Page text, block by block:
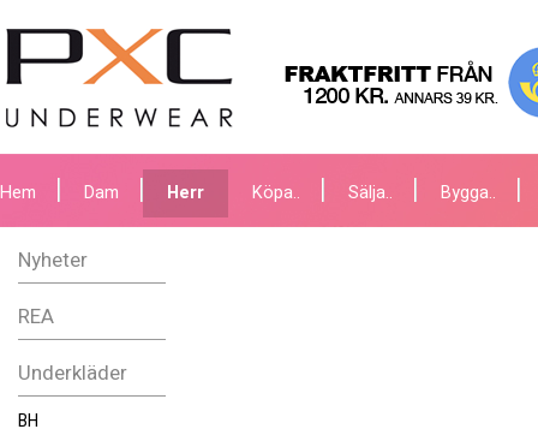
Hem Dam Herr Köpa.. Sälja.. Bygga..
Nyheter
REA
Underkläder
BH